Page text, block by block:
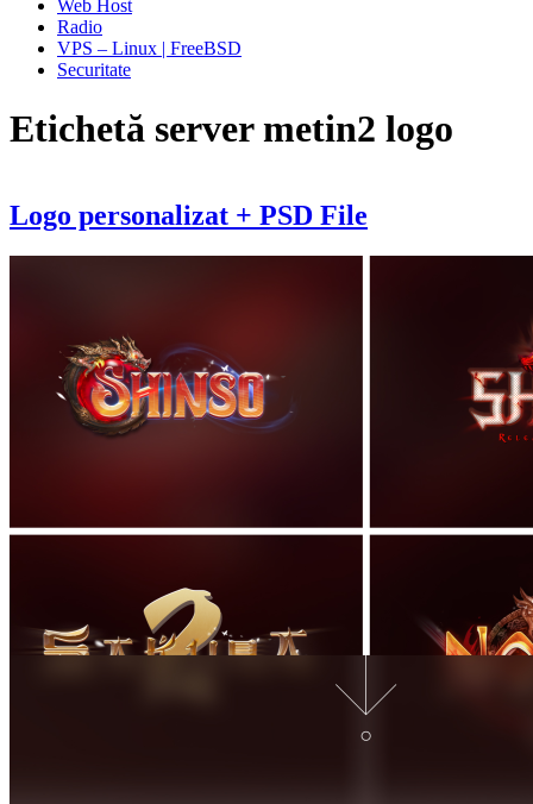
Web Host
Radio
VPS – Linux | FreeBSD
Securitate
Etichetă server metin2 logo
Logo personalizat + PSD File